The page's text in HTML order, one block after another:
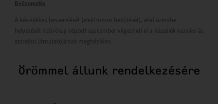
Beüzemelés
A készülékek beszerelését (elektromos bekötését), első üzembe
helyezését kizárólag képzett szakember végezheti el a készülék kezelési és
szerelési útmutatójának megfelelően.
Örömmel állunk rendelkezésére